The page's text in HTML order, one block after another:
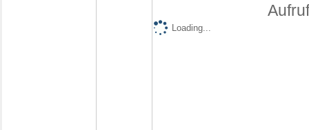
Loading...